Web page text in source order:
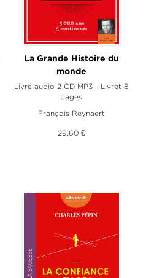
La Grande Histoire du
monde
Livre audio 2 CD MP3 - Livret 8
pages
François Reynaert
29,60 €